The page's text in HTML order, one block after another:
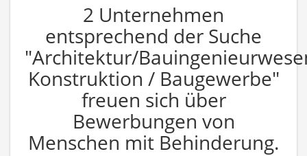
2 Unternehmen
entsprechend der Suche
"Architektur/
Konstruktion / Baugewerbe"
freuen sich über
Bewerbungen von
Menschen mit Behinderung.